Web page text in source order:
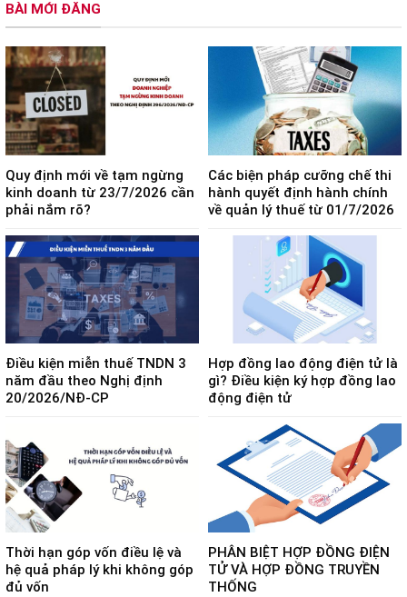
BÀI MỚI ĐĂNG
Quy định mới về tạm ngừng
kinh doanh từ 23/7/2026 cần
phải nắm rõ?
Các biện pháp cưỡng chế thi
hành quyết định hành chính
về quản lý thuế từ 01/7/2026
Điều kiện miễn thuế TNDN 3
năm đầu theo Nghị định
20/2026/NĐ-CP
Hợp đồng lao động điện tử là
gì? Điều kiện ký hợp đồng lao
động điện tử
Thời hạn góp vốn điều lệ và
hệ quả pháp lý khi không góp
đủ vốn
PHÂN BIỆT HỢP ĐỒNG ĐIỆN
TỬ VÀ HỢP ĐỒNG TRUYỀN
THỐNG